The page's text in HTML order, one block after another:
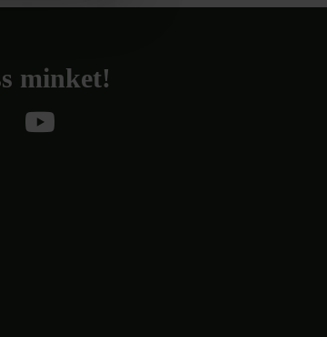
minket!